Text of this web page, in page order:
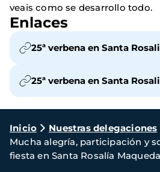
veais como se desarrollo todo.
Enlaces
25ª verbena en Santa
25ª verbena en Santa
Ruta
de
navegación
Inicio Nuestras delegaciones
Mucha alegría, participación y
fiesta en Santa Rosalía Maqueda